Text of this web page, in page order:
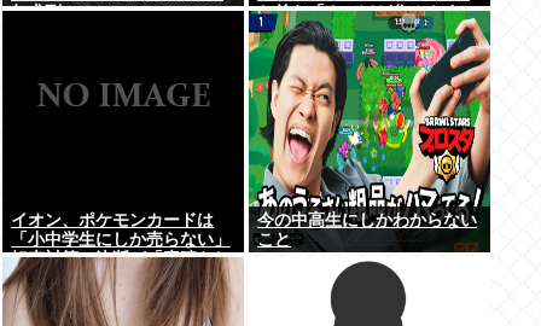
年求刑⇒！
お前ら「クソほど住みやすい
困ることねえじゃん」
イオン、ポケモンカードは
「小中学生にしか売らない」
転売対策の決断が「素晴らし
い」
今の中高生にしかわからない
こと